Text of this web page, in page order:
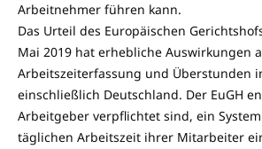
Arbeitnehmer führen kann.
Das Urteil des Europäischen
Mai 2019 hat erhebliche Auswirkungen
Arbeitszeiterfassung und Überstunden
einschließlich Deutschland. Der EuGH
Arbeitgeber verpflichtet sind, ein
täglichen Arbeitszeit ihrer Mitarbeiter